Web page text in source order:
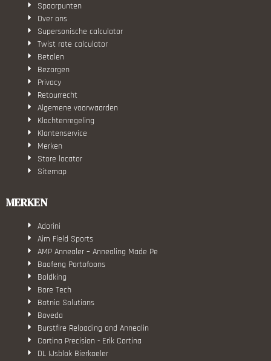
Spaarpunten
Over ons
Supersonische calculator
Twist rate calculator
Betalen
Bezorgen
Privacy
Retourrecht
Algemene voorwaarden
Klachtenregeling
Klantenservice
Merken
Store locator
Sitemap
MERKEN
Adorini
Aim Field Sports
AMP Annealer – Annealing Made Pe
Baofeng Portofoons
Boldking
Bore Tech
Botnia Solutions
Boveda
Burstfire Reloading and Annealin
Cortina Precision - Erik Cortina
DL IJsblok Bierkoeler